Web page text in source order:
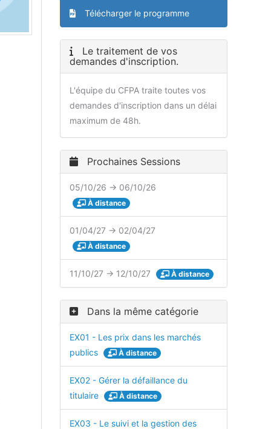
Télécharger le programme
Le traitement de vos
demandes d'inscription.
L'équipe du CFPA traite toutes vos
demandes d'inscription dans un délai
maximum de 48h.
Prochaines Sessions
05/10/26 → 06/10/26
À distance
01/04/27 → 02/04/27
À distance
11/10/27 → 12/10/27 À distance
Dans la même catégorie
EX01 - Les prix dans les marchés
publics
À distance
EX02 - Gérer la défaillance du
titulaire
À distance
EX03 - Le suivi et la gestion des